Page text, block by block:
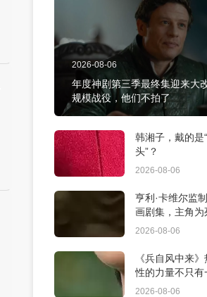
2026-08-06
年度神剧第三季最终集迎来大
规模战役，他们不拍了
韩湘子，戴的是
头”？
2026-08-06
亨利·卡维尔监
画剧集，主角为
2026-08-06
《兵自风中来
性的力量不只有
2026-08-06